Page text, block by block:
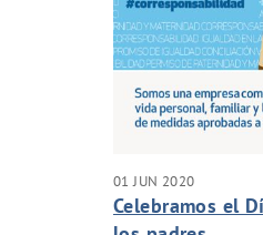
01 JUN 2020
Celebramos el